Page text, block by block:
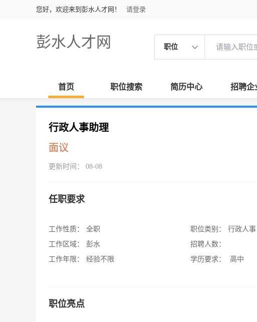
您好，欢迎来到彭水人才网！ 请登录
彭水人才网 职位
首页 职位搜索 简历中心 招聘企
行政人事助理
面议
更新时间： 08-08
任职要求
工作性质：
全职
工作区域：
彭水
工作年限：
经验不限
职位类别：
行政人事
招聘人数：
学历要求：
高中
职位亮点